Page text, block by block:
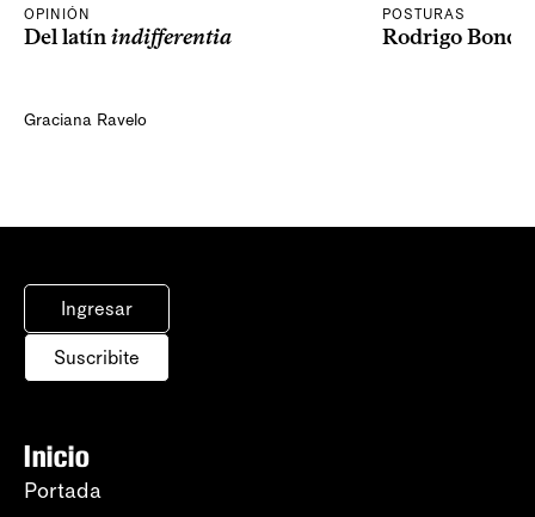
OPINIÓN
Del latínindifferentia
Graciana Ravelo
POSTURAS
Rodrigo
Ingresar
Suscribite
Inicio
Portada